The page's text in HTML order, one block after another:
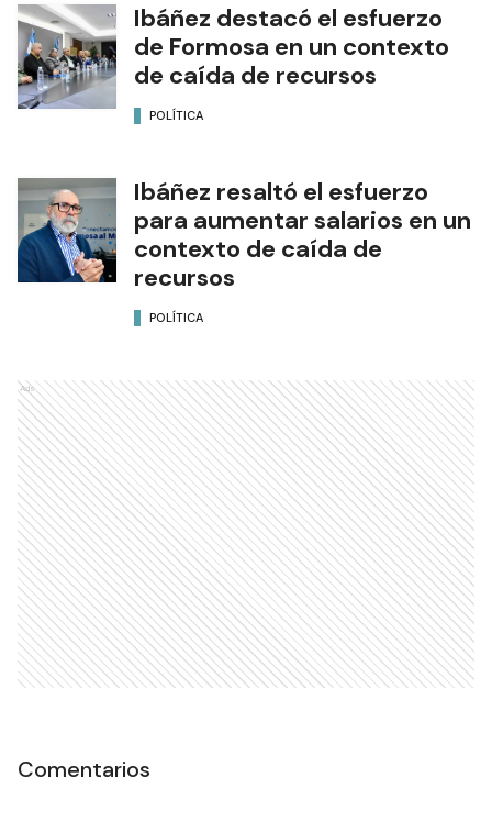
Ibáñez destacó el esfuerzo
de Formosa en un contexto
de caída de recursos
POLÍTICA
Ibáñez resaltó el esfuerzo
para aumentar salarios en un
contexto de caída de
recursos
POLÍTICA
Ads
Comentarios